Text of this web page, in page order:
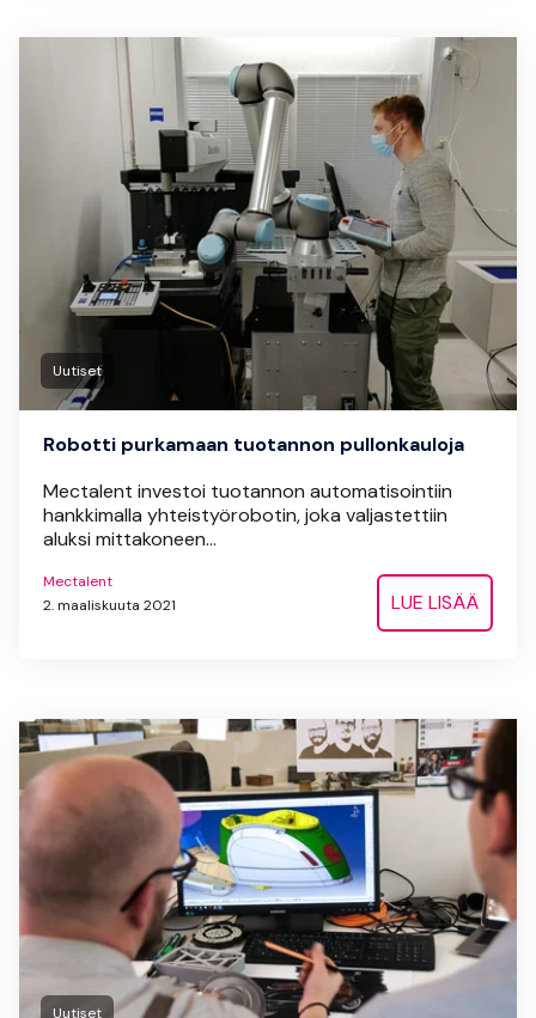
Uutiset
Robotti purkamaan tuotannon pullonkauloja
Mectalent investoi tuotannon automatisointiin
hankkimalla yhteistyörobotin, joka valjastettiin
aluksi mittakoneen...
Mectalent
2. maaliskuuta 2021
LUE LISÄÄ
Uutiset